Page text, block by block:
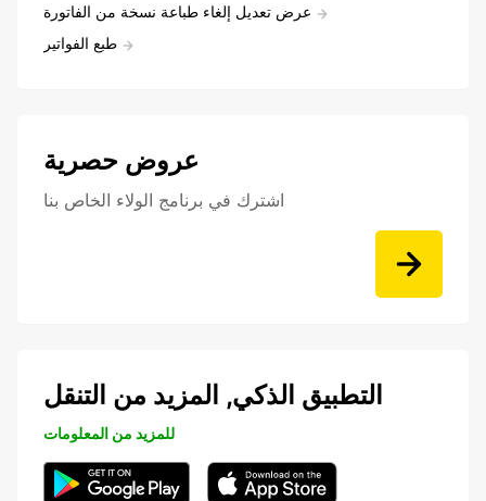
عرض تعديل إلغاء طباعة نسخة من الفاتورة
طبع الفواتير
عروض حصرية
اشترك في برنامج الولاء الخاص بنا
التطبيق الذكي, المزيد من التنقل
للمزيد من المعلومات